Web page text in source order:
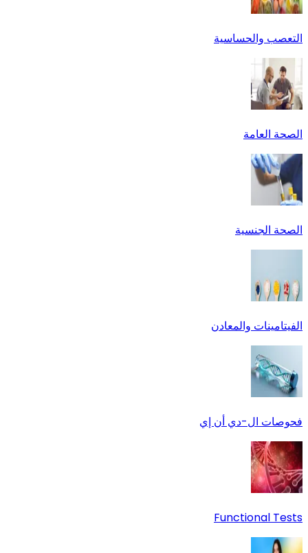
التعصب والحساسية
الصحة العامة
الصحة الجنسية
الفيتامينات والمعادن
فحوصات ال-دي أن إي
Functional Tests